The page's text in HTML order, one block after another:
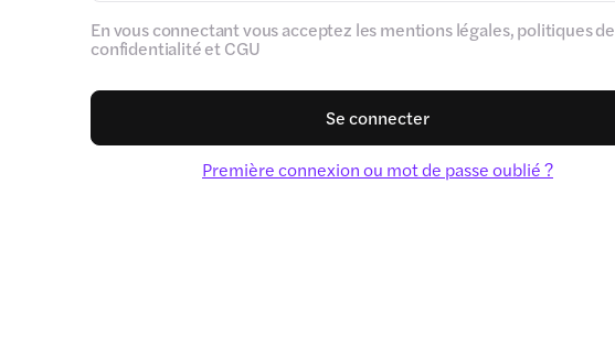
En vous connectant vous acceptez les mentions légales, politiques de
confidentialité et CGU
Se connecter
Première connexion ou mot de passe oublié ?